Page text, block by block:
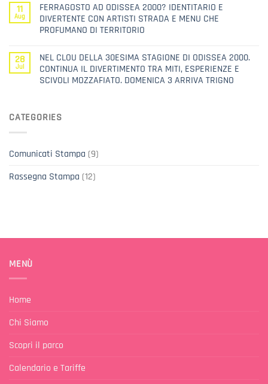
11
Aug
FERRAGOSTO AD ODISSEA 2000? IDENTITARIO E
DIVERTENTE CON ARTISTI STRADA E MENU CHE
PROFUMANO DI TERRITORIO
28
Jul
NEL CLOU DELLA 30ESIMA STAGIONE DI ODISSEA 2000.
CONTINUA IL DIVERTIMENTO TRA MITI, ESPERIENZE E
SCIVOLI MOZZAFIATO. DOMENICA 3 ARRIVA TRIGNO
CATEGORIES
Comunicati Stampa (9)
Rassegna Stampa (12)
MENÙ
Home
Chi Siamo
Scopri il parco
Calendario e Tariffe